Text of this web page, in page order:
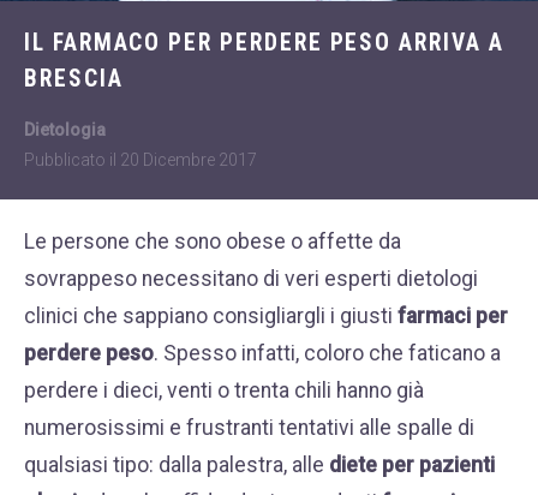
+39 389 2681259
Dietologia
Disturbi dell'età
News
Problemi sessualità
maschile
Trattamenti estetici
viso e corpo
Trattamenti per il
corpo
Trattamenti per mani,
IL FARMACO PER PERDERE PESO ARRIVA A
BRESCIA
Dietologia
Pubblicato il 20 Dicembre 2017
Le persone che sono obese o affette da
sovrappeso necessitano di veri esperti dietologi
clinici che sappiano consigliargli i giusti farmaci per
perdere peso. Spesso infatti, coloro che faticano a
perdere i dieci, venti o trenta chili hanno già
numerosissimi e frustranti tentativi alle spalle di
qualsiasi tipo: dalla palestra, alle diete per pazienti